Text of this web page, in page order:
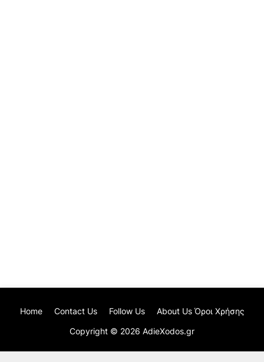
Copyright © 2026 AdieXodos.gr
Home Contact Us Follow Us About Us Όροι Χρήσης